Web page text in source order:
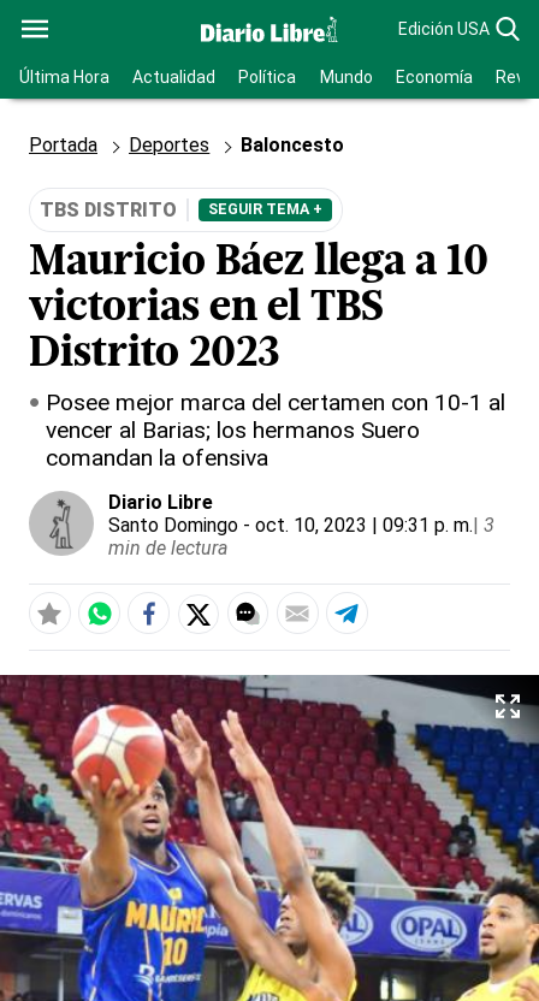
Edición USA
Última Hora Actualidad Política Mundo Economía
Portada Deportes Baloncesto
TBS DISTRITO SEGUIR TEMA +
Mauricio Báez llega a 10
victorias en el TBS
Distrito 2023
Posee mejor marca del certamen con 10-1 al
vencer al Barias; los hermanos Suero
comandan la ofensiva
Diario Libre
Santo Domingo - oct. 10, 2023 | 09:31 p. m.| 3
min de lectura